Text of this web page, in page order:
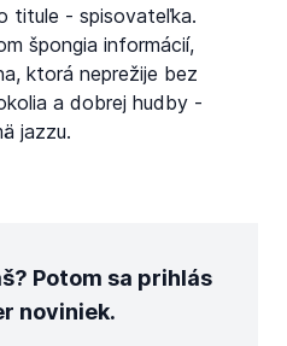
titule - spisovateľka.
špongia informácií,
ktorá neprežije bez
a dobrej hudby -
jazzu.
Potom sa prihlás
noviniek.